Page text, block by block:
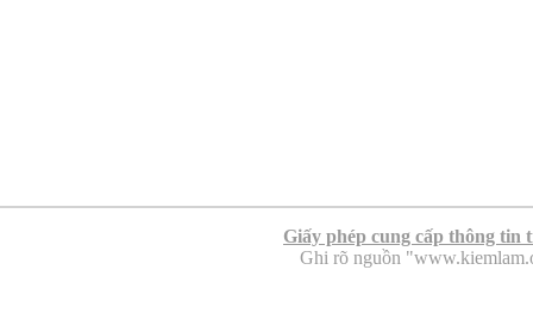
Giấy phép cung cấp thông tin
Ghi rõ nguồn